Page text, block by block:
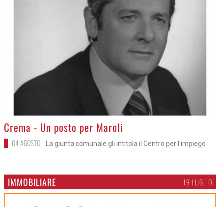
>
Crema - Un posto per Maroli
04 AGOSTO La giunta comunale gli intitola il Centro per l'impiego
IMMOBILIARE 19 LUGLIO